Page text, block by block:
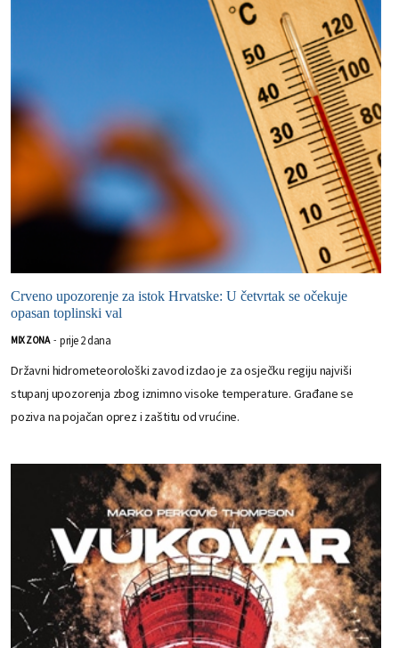
Crveno upozorenje za istok Hrvatske: U četvrtak se očekuje
opasan toplinski val
MIX ZONA - prije 2 dana
Državni hidrometeorološki zavod izdao je za osječku regiju najviši
stupanj upozorenja zbog iznimno visoke temperature. Građane se
poziva na pojačan oprez i zaštitu od vrućine.